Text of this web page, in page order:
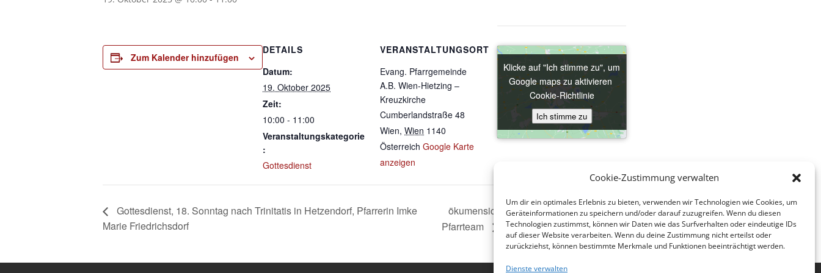
Cookie-Zustimmung verwalten
Um dir ein optimales Erlebnis zu bieten, verwenden wir Technologien wie Cookies, um
Geräteinformationen zu speichern und/oder darauf zuzugreifen. Wenn du diesen
Technologien zustimmst, können wir Daten wie das Surfverhalten oder eindeutige IDs
auf dieser Website verarbeiten. Wenn du deine Zustimmung nicht erteilst oder
zurückziehst, können bestimmte Merkmale und Funktionen beeinträchtigt werden.
Dienste verwalten
Zum Kalender hinzufügen
DETAILS
Datum:
19. Oktober 2025
Zeit:
10:00 - 11:00
Veranstaltungskategorie
:
Gottesdienst
VERANSTALTUNGSORT
Evang. Pfarrgemeinde
A.B. Wien-Hietzing –
Kreuzkirche
Cumberlandstraße 48
Wien, Wien 1140
Österreich Google Karte
anzeigen
Klicke auf "Ich stimme zu", um
Google maps zu aktivieren
Cookie-Richtlinie
Ich stimme zu
Klicke auf "Ich stimme zu", um
Google maps zu aktivieren
Cookie-Richtlinie
Ich stimme zu
Gottesdienst, 18. Sonntag nach Trinitatis in Hetzendorf, Pfarrerin Imke
Marie Friedrichsdorf
ökumensicher Gottesdienst, r.k. Wohnparkkirche in Alt – Erlaa,
Pfarrteam